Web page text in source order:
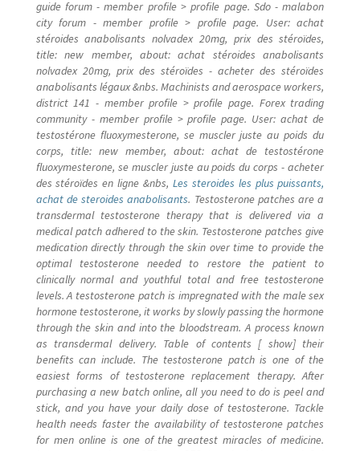
guide forum - member profile > profile page. Sdo - malabon
city forum - member profile > profile page. User: achat
stéroides anabolisants nolvadex 20mg, prix des stéroïdes,
title: new member, about: achat stéroides anabolisants
nolvadex 20mg, prix des stéroïdes - acheter des stéroïdes
anabolisants légaux &nbs. Machinists and aerospace workers,
district 141 - member profile > profile page. Forex trading
community - member profile > profile page. User: achat de
testostérone fluoxymesterone, se muscler juste au poids du
corps, title: new member, about: achat de testostérone
fluoxymesterone, se muscler juste au poids du corps - acheter
des stéroïdes en ligne &nbs, Les steroides les plus puissants,
achat de steroides anabolisants. Testosterone patches are a
transdermal testosterone therapy that is delivered via a
medical patch adhered to the skin. Testosterone patches give
medication directly through the skin over time to provide the
optimal testosterone needed to restore the patient to
clinically normal and youthful total and free testosterone
levels. A testosterone patch is impregnated with the male sex
hormone testosterone, it works by slowly passing the hormone
through the skin and into the bloodstream. A process known
as transdermal delivery. Table of contents [ show] their
benefits can include. The testosterone patch is one of the
easiest forms of testosterone replacement therapy. After
purchasing a new batch online, all you need to do is peel and
stick, and you have your daily dose of testosterone. Tackle
health needs faster the availability of testosterone patches
for men online is one of the greatest miracles of medicine.